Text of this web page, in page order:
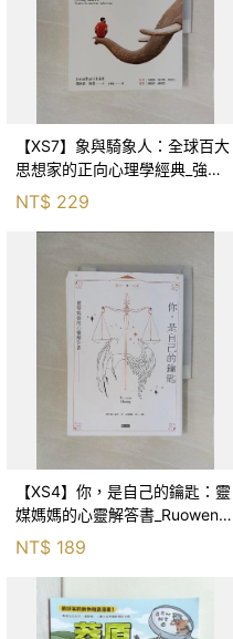
【XS7】象與騎象人：全球百大
思想家的正向心理學經典_強納
森．海德, 李靜瑤
NT$ 229
【XS4】你，是自己的鑰匙：靈
媒媽媽的心靈解答書_Ruowen
Huang
NT$ 189